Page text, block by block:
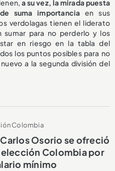
a su vez, la mirada puesta
suma importancia en sus
verdolagas tienen el liderato
sumar para no perderlo y los
en riesgo en la tabla del
los puntos posibles para no
a la segunda división del
Colombia
Carlos Osorio se ofreció
Colombia por
mínimo